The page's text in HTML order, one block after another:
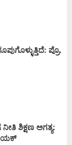
ಪ್ರೊ.
ಶಿಕ್ಷಣ ಅಗತ್ಯ: